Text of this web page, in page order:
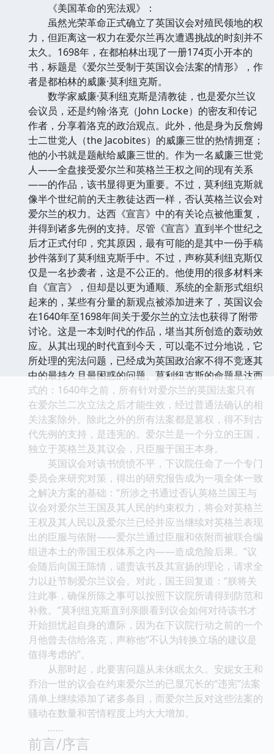
《美国革命的宪法观》：
虽然光荣革命正式确立了英国议会对殖民领地的权
力，但距离这一权力在爱尔兰再次遭遇挑战的时刻并不
太久。1698年，在都柏林出现了一册174页小开本的
书，标题是《爱尔兰受制于英国议会法案的情形》，作
者是都柏林的威廉·莫利纽克斯。
数学家威廉·莫利纽克斯是清教徒，也是爱尔兰议
会议员，还是约翰·洛克（John Locke）的密友和传记
作者，分享着洛克的政治观点。此外，他是身为反詹姆
士二世党人（the Jacobites）的威廉三世的热情拥趸；
他的小书就是题献给威廉三世的。作为一名威廉三世党
人——全盘接受爱尔兰和英格兰王权之间的现有关系
——的作品，该书显得更为重要。不过，莫利纽克斯就
像半个世纪前的天主教徒达西一样，否认英格兰议会对
爱尔兰的权力。达西《宣言》中的有关论点被他重复，
并得到诸多先例的支持。尽管《宣言》直到半个世纪之
后才正式付印，究其原因，最有可能的是其中一份手稿
抄件落到了莫利纽克斯手中。不过，声称莫利纽克斯仅
仅是一名抄袭者，这是不公正的。他使用的很多材料来
自《宣言》，但却是以更为通顺、系统的全新形式组织
起来的，某些有分量的新观点被添加进来了，英国议会
在1640年至1698年间关于爱尔兰的立法也获得了附带
讨论。这是一本划时代的作品，堪当其所创造的轰动效
应。从其出现的时代直到今天，可以毫不过分地说，它
所处理的宪法问题，已经成为英国政治家不得不竞逐其
中的最持久且最困惑的问题。莫利纽克斯的命题是达西
式的：1640年之前，所有针对爱尔兰的英国法案只有
在爱尔兰二次立法之后才能生效，经过普通法确认的相
关法案除外。除此之外的所有法案都是篡权，得不到古
代先例的支持，是违宪的。爱尔兰是一个分立的王国，
独立于英格兰及其议会，只臣服于国王本身。
英国议会对该书愤愤不平，下议院任命了一个专门
委员会来研究对策，得出的研究报告成为一项全体一致
之解决方案的基础：“所涉之书通过否认英格兰国王与
议会对爱尔兰王国及其人民的约束权力，将会对英格兰
王权及其人民以及爱尔兰已经并应当继续对英格兰表现
出的臣服与依附——爱尔兰通过臣服和依附而被联合编
组进本土的帝国王权体系之内——造成危险后果。”议
会随后向国王陈情，谴责该书及其宣扬的理论，请求全
力以赴节制爱尔兰议会。对此，国王回复道：“朕将关
注此事，确保所陈之事可以按照下议院所请得到防范和
补救。”莫利纽克斯直到亲眼看到议会如何对待该书才
开始担忧起自身的遭际，因为在下议院行动之前的一个
月他曾去信给洛克，声称他“不认为转换立场的建议是
值得考虑的”。
从那时起，此要害问题从未休眠太久。安妮女王和
乔治一世的议会在约束爱尔兰的已显冗长的“违宪”法案
清单上继续添加了诸多条目，而爱尔兰反对这些法案的
骚动在数量和苦情程度上均大大增加。
……
前言/序言